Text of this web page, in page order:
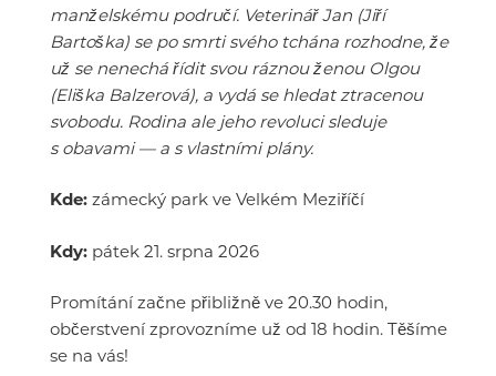
manželskému područí. Veterinář Jan (Jiří
Bartoška) se po smrti svého tchána rozhodne, že
už se nenechá řídit svou ráznou ženou Olgou
(Eliška Balzerová), a vydá se hledat ztracenou
svobodu. Rodina ale jeho revoluci sleduje
s obavami — a s vlastními plány.
Kde: zámecký park ve Velkém Meziříčí
Kdy: pátek 21. srpna 2026
Promítání začne přibližně ve 20.30 hodin,
občerstvení zprovozníme už od 18 hodin. Těšíme
se na vás!